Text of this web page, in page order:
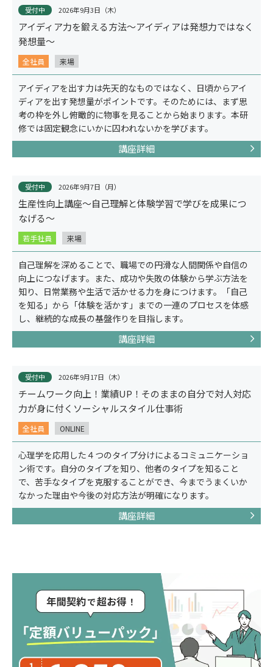
コラム
コンセプト
受付中 2026年9月3日（木）
アイディア力を鍛える方法～アイディアは発想力ではなく
発想量～
全社員 来場
アイディアを出す力は先天的なものではなく、日頃からアイ
ディアを出す発想量がポイントです。そのためには、まず思
考の枠を外し俯瞰的に物事を見ることから始まります。本研
修では固定観念にいかに囚われないかを学びます。
講座詳細
受付中 2026年9月7日（月）
生産性向上講座～自己理解と体験学習で学びを成果につ
なげる～
若手社員 来場
自己理解を深めることで、職場での円滑な人間関係や自信の
向上につなげます。また、成功や失敗の体験から学ぶ方法を
知り、日常業務や生活で活かせる力を身につけます。「自己
を知る」から「体験を活かす」までの一連のプロセスを体感
し、継続的な成長の基盤作りを目指します。
講座詳細
受付中 2026年9月17日（木）
チームワーク向上！業績UP！そのままの自分で対人対応
力が身に付くソーシャルスタイル仕事術
全社員 ONLINE
心理学を応用した４つのタイプ分けによるコミュニケーショ
ン術です。自分のタイプを知り、他者のタイプを知ること
で、苦手なタイプを克服することができ、今までうまくいか
なかった理由や今後の対応方法が明確になります。
講座詳細